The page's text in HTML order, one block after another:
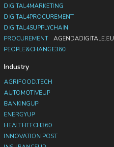
DIGITAL4MARKETING
DIGITAL4PROCUREMENT
DIGITAL4SUPPLYCHAIN
PROCUREMENT
AGENDADIGITALE.EU
PEOPLE&CHANGE360
Industry
AGRIFOOD.TECH
AUTOMOTIVEUP
BANKINGUP
ENERGYUP
HEALTHTECH360
INNOVATION POST